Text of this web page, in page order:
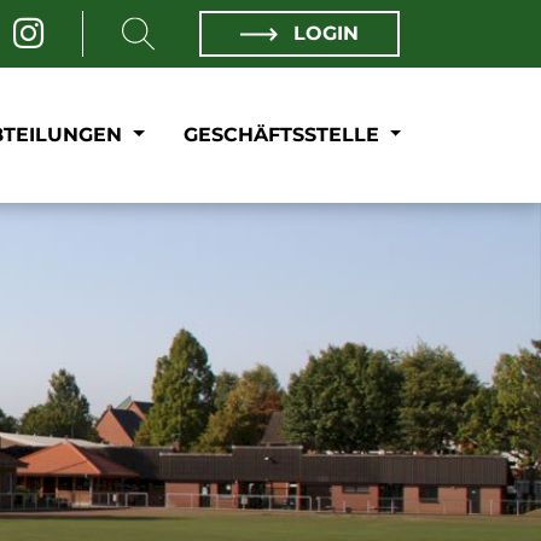
LOGIN
GESCHÄFTSSTELLE